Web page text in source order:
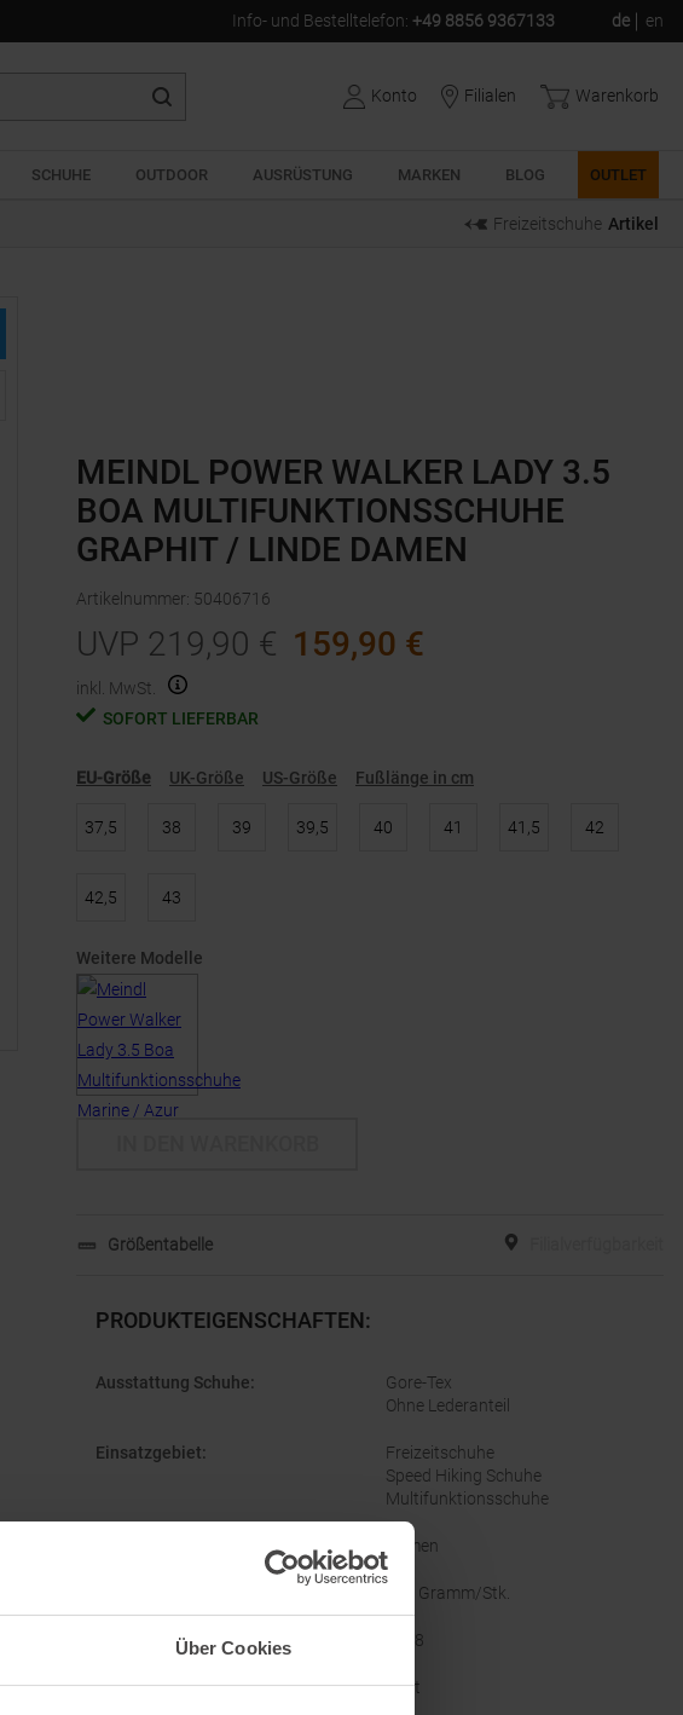
Über Cookies
Info- und Bestelltelefon: +49 8856 9367133 de en
Konto Filialen Warenkorb
SCHUHE OUTDOOR AUSRÜSTUNG MARKEN BLOG OUTLET
Freizeitschuhe Artikel
MEINDL POWER WALKER LADY 3.5
BOA MULTIFUNKTIONSSCHUHE
GRAPHIT / LINDE DAMEN
Artikelnummer: 50406716
UVP 219,90 € 159,90 €
inkl. MwSt.
SOFORT LIEFERBAR
EU-Größe UK-Größe US-Größe Fußlänge in cm
37,5 38 39 39,5 40 41 41,5 42
42,5 43
Weitere Modelle
Größentabelle
PRODUKTEIGENSCHAFTEN:
Ausstattung Schuhe:
Gore-Tex
Ohne Lederanteil
Einsatzgebiet:
Freizeitschuhe
Speed Hiking Schuhe
Multifunktionsschuhe
Damen
320 Gramm/Stk.
Herstellernummer 5578
Leistenbreite: Breit